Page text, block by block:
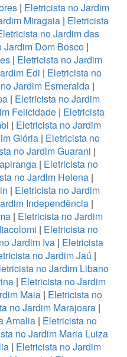
| Eletricista no Jardim
Miragaia| Eletricista
no Jardim das
Jardim Dom Bosco |
| Eletricista no Jardim
Edi | Eletricista no
Jardim Esmeralda |
| Eletricista no Jardim
Felicidade| Eletricista
| Eletricista no Jardim
Glória | Eletricista no
no Jardim Guarani |
| Eletricista no
no Jardim Helena|
| Eletricista no Jardim
Independência |
| Eletricista no Jardim
| Eletricista no
Jardim Iva| Eletricista
no Jardim Jaú |
no Jardim Libano
| Eletricista no Jardim
Maia | Eletricista no
no Jardim Marajoara |
Amalia | Eletricista no
no Jardim Maria Luiza
| Eletricista no Jardim